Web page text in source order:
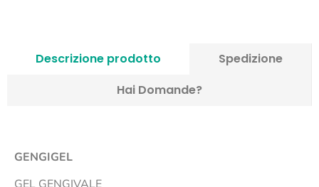
Descrizione prodotto
Spedizione
Hai Domande?
GENGIGEL